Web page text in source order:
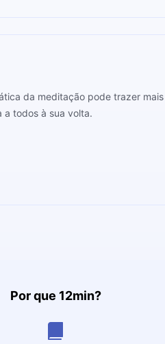
da meditação pode trazer
a todos à sua volta.
Por que 12min?